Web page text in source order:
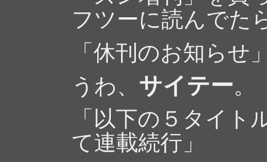
フツーに読んでた
「休刊のお知らせ
うわ、 サイテー。
「以下の５タイト
て連載続行」